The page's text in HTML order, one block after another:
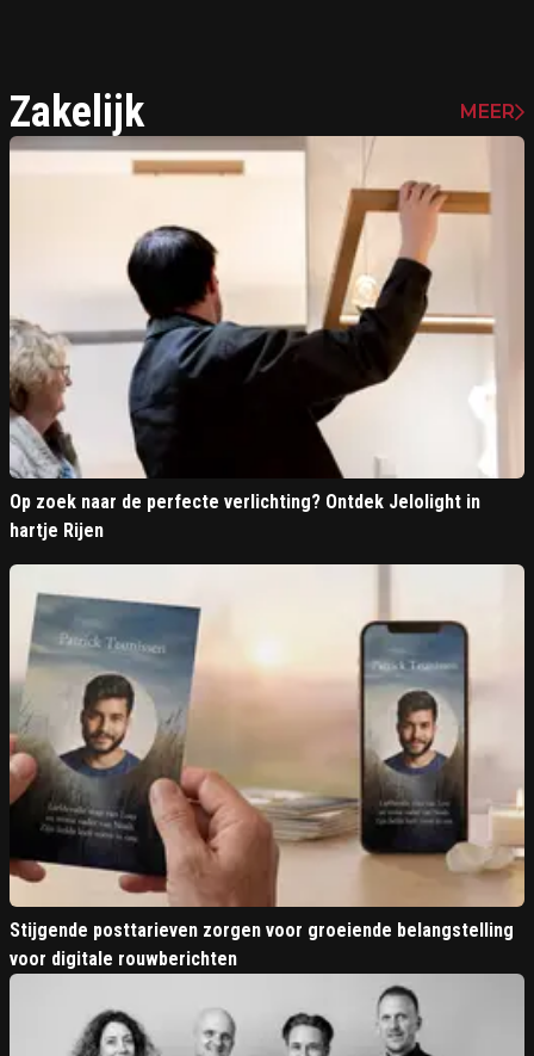
Zakelijk MEER
Op zoek naar de perfecte verlichting? Ontdek Jelolight in
hartje Rijen
Stijgende posttarieven zorgen voor groeiende belangstelling
voor digitale rouwberichten